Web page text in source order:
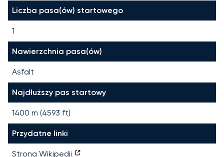
Liczba pasa(ów) startowego
1
Nawierzchnia pasa(ów)
Asfalt
Najdłuższy pas startowy
1400 m (4593 ft)
Przydatne linki
Strona Wikipedii